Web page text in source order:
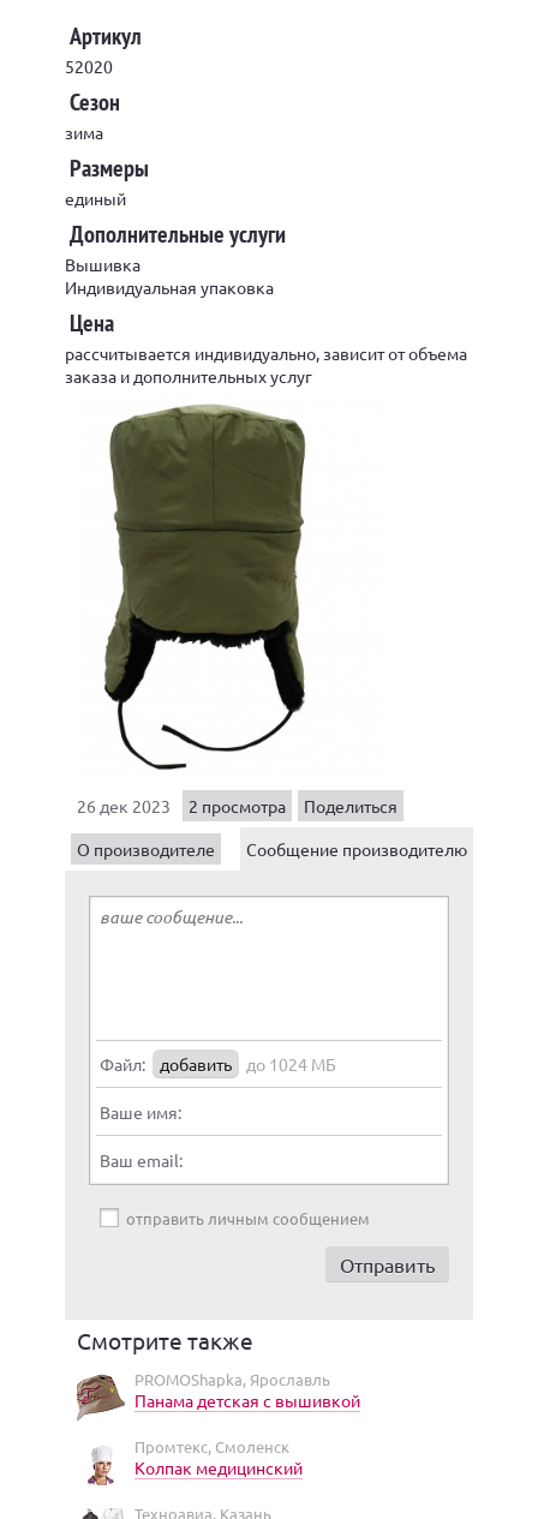
Артикул
52020
Сезон
зима
Размеры
единый
Дополнительные услуги
Вышивка
Индивидуальная упаковка
Цена
рассчитывается индивидуально, зависит от объема
заказа и дополнительных услуг
26 дек 2023 2 просмотра
Поделиться
О производителе
Сообщение производителю
Файл: добавить до 1024 МБ
Ваше имя:
Ваш email:
отправить личным сообщением
Смотрите также
PROMOShapka, Ярославль
Панама детская с вышивкой
Промтекс, Смоленск
Колпак медицинский
Техноавиа, Казань